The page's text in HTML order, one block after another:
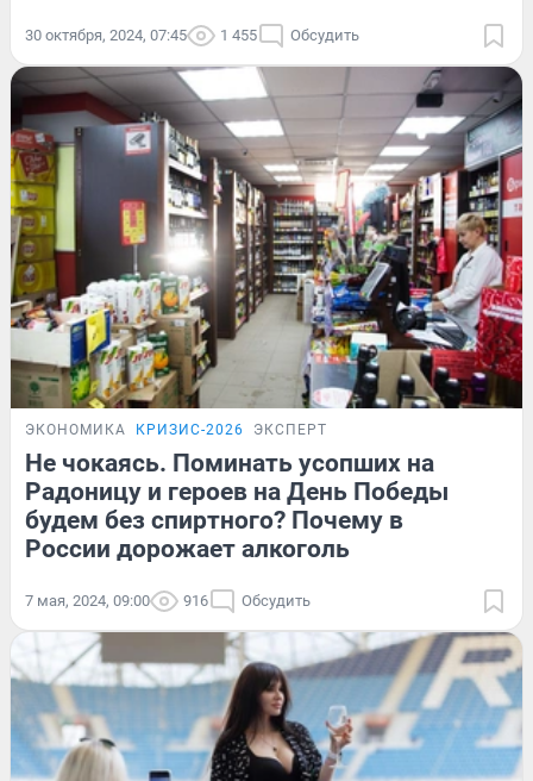
30 октября, 2024, 07:45 1 455 Обсудить
ЭКОНОМИКА КРИЗИС-2026 ЭКСПЕРТ
Не чокаясь. Поминать усопших на
Радоницу и героев на День Победы
будем без спиртного? Почему в
России дорожает алкоголь
7 мая, 2024, 09:00 916 Обсудить